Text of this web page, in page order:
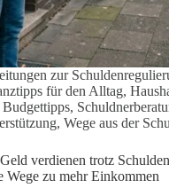
zur
für den Alltag,
,
, Wege aus der
verdienen trotz
Wege zu mehr Einkommen